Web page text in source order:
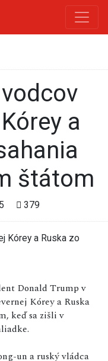
a
štátom
379
Donald Trump v
Kórey a Ruska
keď sa zišli v
un a ruský vládca